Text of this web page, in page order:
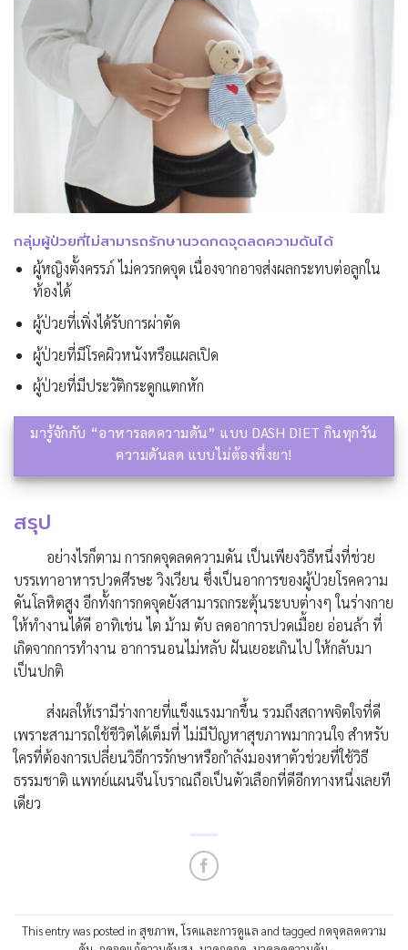
กลุ่มผู้ป่วยที่ไม่สามารถรักษานวดกดจุดลดความดันได้
ผู้หญิงตั้งครรภ์ ไม่ควรกดจุด เนื่องจากอาจส่งผลกระทบต่อลูกใน
ท้องได้
ผู้ป่วยที่เพิ่งได้รับการผ่าตัด
ผู้ป่วยที่มีโรคผิวหนังหรือแผลเปิด
ผู้ป่วยที่มีประวัติกระดูกแตกหัก
มารู้จักกับ “อาหารลดความดัน” แบบ DASH DIET กินทุกวัน
ความดันลด แบบไม่ต้องพึ่งยา!
สรุป
อย่างไรก็ตาม การกดจุดลดความดัน เป็นเพียงวิธีหนึ่งที่ช่วย
บรรเทาอาหารปวดศีรษะ วิงเวียน ซึ่งเป็นอาการของผู้ป่วยโรคความ
ดันโลหิตสูง อีกทั้งการกดจุดยังสามารถกระตุ้นระบบต่างๆ ในร่างกาย
ให้ทำงานได้ดี อาทิเช่น ไต ม้าม ตับ ลดอาการปวดเมื้อย อ่อนล้า ที่
เกิดจากการทำงาน อาการนอนไม่หลับ ฝันเยอะเกินไป ให้กลับมา
เป็นปกติ
ส่งผลให้เรามีร่างกายที่แข็งแรงมากขึ้น รวมถึงสถาพจิตใจที่ดี
เพราะสามารถใช้ชีวิตได้เต็มที่ ไม่มีปัญหาสุขภาพมากวนใจ สำหรับ
ใครที่ต้องการเปลี่ยนวิธีการรักษาหรือกำลังมองหาตัวช่วยที่ใช้วิธี
ธรรมชาติ แพทย์แผนจีนโบราณถือเป็นตัวเลือกที่ดีอีกทางหนึ่งเลยที
เดียว
This entry was posted in สุขภาพ,โรคและการดูแล and tagged กดจุดลดความ